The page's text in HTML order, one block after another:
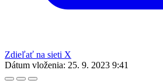
Zdieľať na sieti X
Dátum vloženia: 25. 9. 2023 9:41